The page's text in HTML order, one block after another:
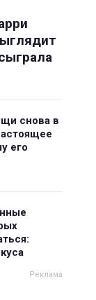
снова в
его